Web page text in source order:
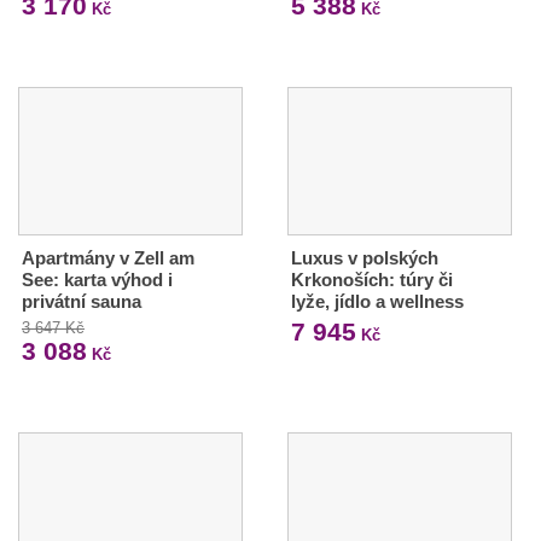
Kč Kč
Apartmány v Zell am
See: karta výhod i
privátní sauna
3 647 Kč
3 088 Kč
Luxus v polských
Krkonoších: túry či
lyže, jídlo a wellness
7 945 Kč